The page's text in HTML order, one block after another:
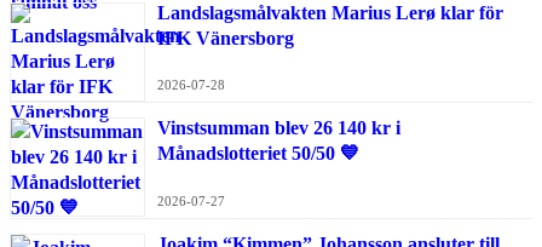
Landslagsmålvakten Marius Lerø klar för
IFK Vänersborg
2026-07-28
Vinstsumman blev 26 140 kr i
Månadslotteriet 50/50 💙
2026-07-27